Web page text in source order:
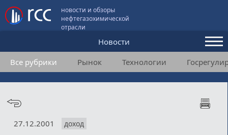
новости и обзоры
нефтегазохимической
отрасли
Новости
Аналитика и мнения
Конференции
Все рубрики Рынок Технологии
27.12.2001 доход